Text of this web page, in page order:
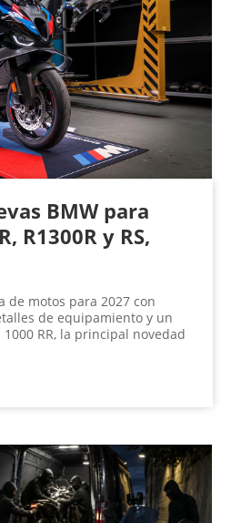
BMW para
R1300R y RS,
de motos para 2027 con
de equipamiento y un
RR, la principal novedad